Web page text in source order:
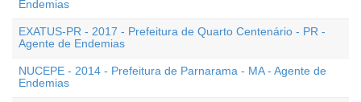
Endemias
EXATUS-PR - 2017 - Prefeitura de Quarto Centenário - PR -
Agente de Endemias
NUCEPE - 2014 - Prefeitura de Parnarama - MA - Agente de
Endemias